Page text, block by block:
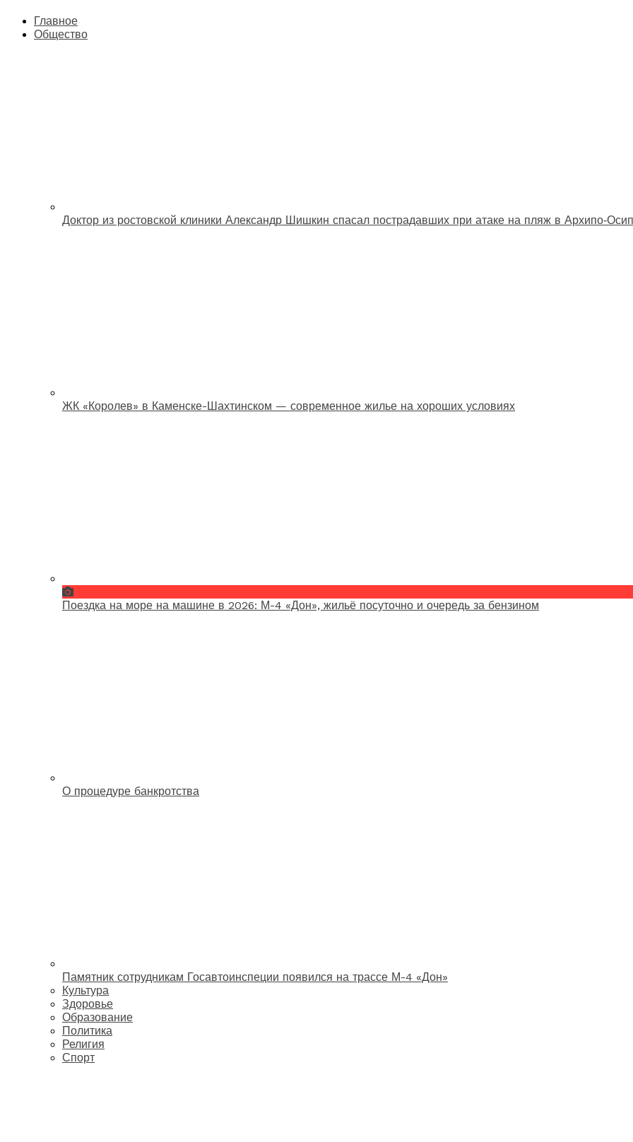
Главное
Общество
Доктор из ростовской клиники Александр Шишкин спасал пострадавших при атаке на пляж в
ЖК «Королев» в Каменске-Шахтинском — современное жилье на хороших условиях
Поездка на море на машине в 2026: М-4 «Дон», жильё посуточно и очередь за бензином
О процедуре банкротства
Памятник сотрудникам Госавтоинспеции появился на трассе М-4 «Дон»
Культура
Здоровье
Образование
Политика
Религия
Спорт